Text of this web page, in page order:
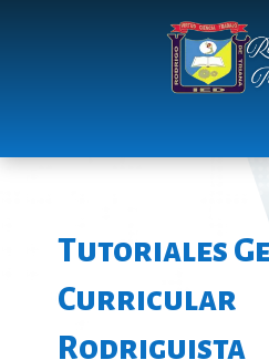
Tutoriales
Curricular
Rodriguista